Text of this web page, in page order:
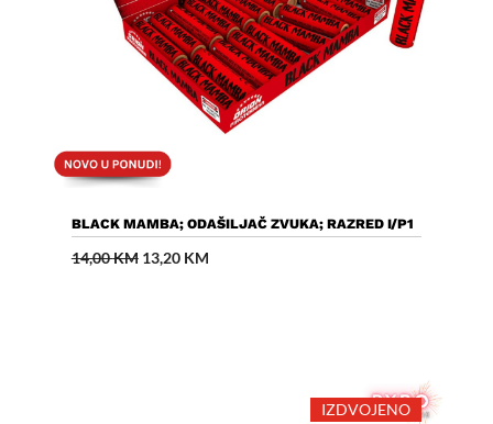
Dodaj U Košaricu
BLACK MAMBA; ODAŠILJAČ ZVUKA; RAZRED I/P1
14,00KM Izvorna
13,20 KMTrenutna
IZDVOJENO